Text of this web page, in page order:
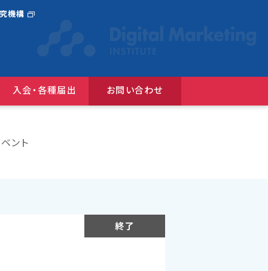
入会・各種届出 お問い合わせ
機構
ント
終了